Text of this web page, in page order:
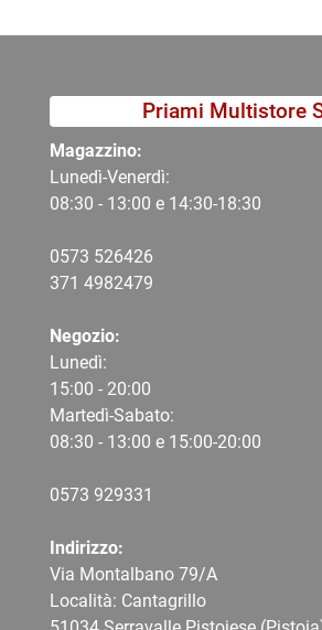
Priami Multistore
Magazzino:
Lunedì-Venerdì:
08:30 - 13:00 e 14:30-18:30
0573 526426
371 4982479
Negozio:
Lunedì:
15:00 - 20:00
Martedì-Sabato:
08:30 - 13:00 e 15:00-20:00
0573 929331
Indirizzo:
Via Montalbano 79/A
Località: Cantagrillo